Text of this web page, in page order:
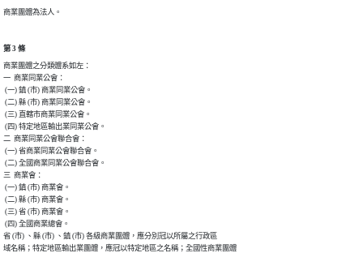
商業團體為法人。
第 3 條
商業團體之分類體系如左：
一  商業同業公會：
(一) 鎮 (市) 商業同業公會。
(二) 縣 (市) 商業同業公會。
(三) 直轄市商業同業公會。
(四) 特定地區輸出業同業公會。
二  商業同業公會聯合會：
(一) 省商業同業公會聯合會。
(二) 全國商業同業公會聯合會。
三  商業會：
(一) 鎮 (市) 商業會。
(二) 縣 (市) 商業會。
(三) 省 (市) 商業會。
(四) 全國商業總會。
省 (市) 、縣 (市) 、鎮 (市) 各級商業團體，應分別冠以所屬之行政區
域名稱；特定地區輸出業團體，應冠以特定地區之名稱；全國性商業團體